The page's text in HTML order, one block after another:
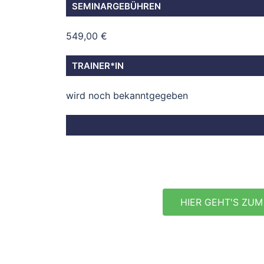
SEMINARGEBÜHREN
549,00 €
TRAINER*IN
wird noch bekanntgegeben
HIER GEHT'S